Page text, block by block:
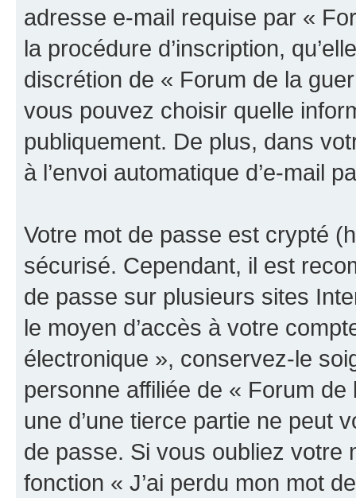
adresse e-mail requise par «
la procédure d’inscription,
discrétion de « Forum de la
vous pouvez choisir quelle
publiquement. De plus, dans
à l’envoi automatique d’e-mail
Votre mot de passe est crypté
sécurisé. Cependant, il est
de passe sur plusieurs sites
le moyen d’accès à votre
électronique », conservez-le
personne affiliée de « Forum
une d’une tierce partie ne peut
de passe. Si vous oubliez votre
fonction « J’ai perdu mon mot